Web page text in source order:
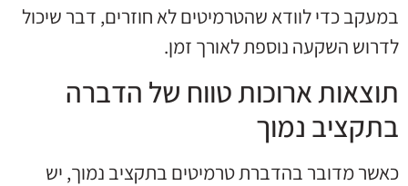
במעקב כדי לוודא שהטרמיטים לא חוזרים, דבר שיכול
לדרוש השקעה נוספת לאורך זמן.
תוצאות ארוכות טווח של הדברה
בתקציב נמוך
כאשר מדובר בהדברת טרמיטים בתקציב נמוך, יש